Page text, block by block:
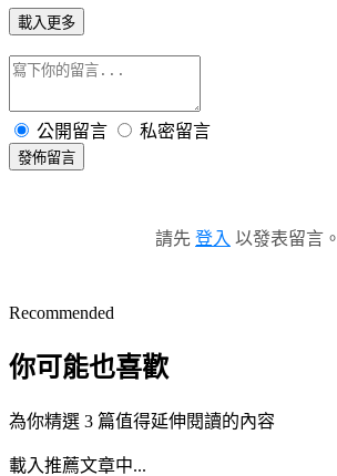
載入更多
公開留言 私密留言
發佈留言
請先 登入 以發表留言。
Recommended
你可能也喜歡
為你精選 3 篇值得延伸閱讀的內容
載入推薦文章中...